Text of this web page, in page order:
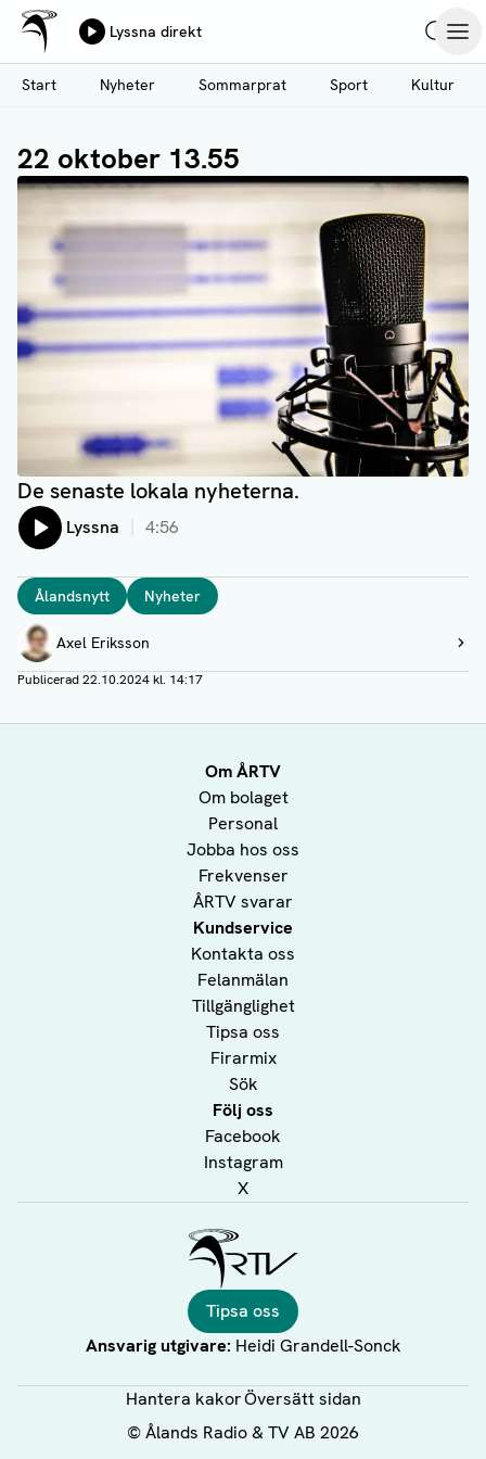
Hoppa
till
huvudinnehåll
Ålands Radio & TV
Lyssna direkt
Start
Nyheter Sommarprat Sport Kultur
22 oktober 13.55
De senaste lokala nyheterna.
Lyssna 4:56
Taggar
Ålandsnytt Nyheter
Författare
Axel Eriksson
Visa profil
Publicerad22.10.2024 kl. 14:17
Om ÅRTV
Om bolaget
Personal
Jobba hos oss
Frekvenser
ÅRTV svarar
Kundservice
Kontakta oss
Felanmälan
Tillgänglighet
Tipsa oss
Firarmix
Sök
Följ oss
Facebook
Instagram
X
Tipsa oss
Ansvarig utgivare: Heidi Grandell-Sonck
Hantera kakorÖversätt sidan
©Ålands Radio & TV AB 2026